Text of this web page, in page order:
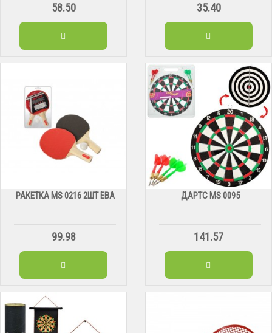
58.50 35.40
РАКЕТКА MS 0216 2ШТ ЕВА
99.98
ДАРТС МS 0095
141.57